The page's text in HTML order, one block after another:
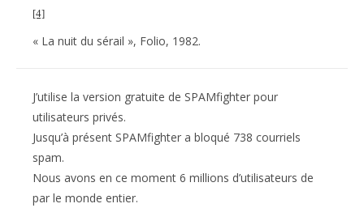
[4]
« La nuit du sérail », Folio, 1982.
J’utilise la version gratuite de SPAMfighter pour
utilisateurs privés.
Jusqu’à présent SPAMfighter a bloqué 738 courriels
spam.
Nous avons en ce moment 6 millions d’utilisateurs de
par le monde entier.